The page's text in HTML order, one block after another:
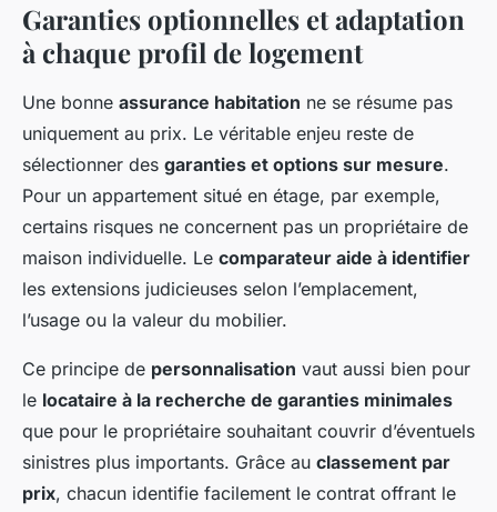
Garanties optionnelles et adaptation
à chaque profil de logement
Une bonne assurance habitation ne se résume pas
uniquement au prix. Le véritable enjeu reste de
sélectionner des garanties et options sur mesure.
Pour un appartement situé en étage, par exemple,
certains risques ne concernent pas un propriétaire de
maison individuelle. Le comparateur aide à identifier
les extensions judicieuses selon l’emplacement,
l’usage ou la valeur du mobilier.
Ce principe de personnalisation vaut aussi bien pour
le locataire à la recherche de garanties minimales
que pour le propriétaire souhaitant couvrir d’éventuels
sinistres plus importants. Grâce au classement par
prix, chacun identifie facilement le contrat offrant le